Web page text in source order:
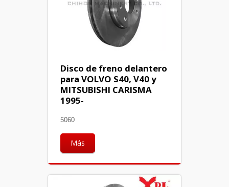
Disco de freno delantero
para VOLVO S40, V40 y
MITSUBISHI CARISMA
1995-
5060
Más